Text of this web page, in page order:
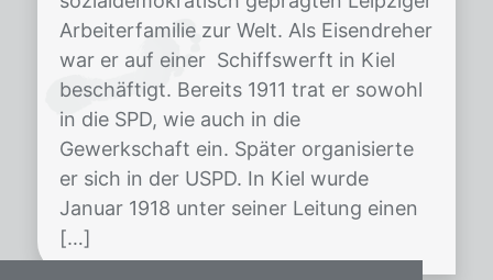
Arbeiterfamilie zur Welt. Als Eisendreher
war er auf einer Schiffswerft in Kiel
beschäftigt. Bereits 1911 trat er sowohl
in die SPD, wie auch in die
Gewerkschaft ein. Später organisierte
er sich in der USPD. In Kiel wurde
Januar 1918 unter seiner Leitung einen
[…]